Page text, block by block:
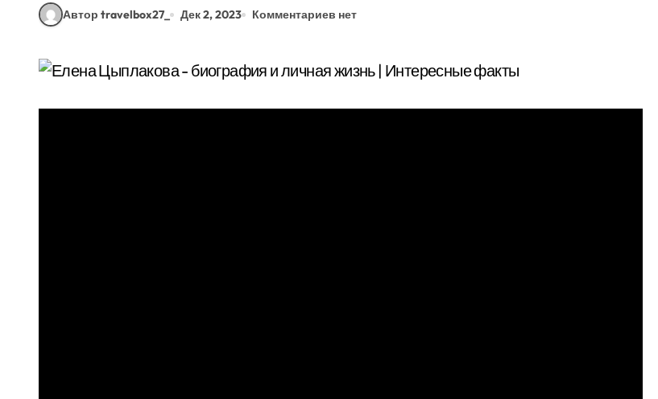
Автор travelbox27_ Дек 2, 2023 Комментариев нет